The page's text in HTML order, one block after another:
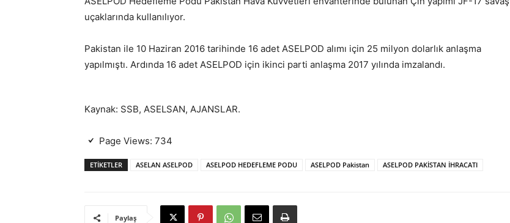
uçaklarında kullanılıyor.
Pakistan ile 10 Haziran 2016 tarihinde 16 adet ASELPOD alımı için 25 milyon dolarlık anlaşma
yapılmıştı. Ardında 16 adet ASELPOD için ikinci parti anlaşma 2017 yılında imzalandı.
Kaynak: SSB, ASELSAN, AJANSLAR.
Page Views: 734
ETIKETLER ASELAN ASELPOD ASELPOD HEDEFLEME PODU ASELPOD Pakistan ASELPOD PAKİSTAN İHRACATI
Paylaş